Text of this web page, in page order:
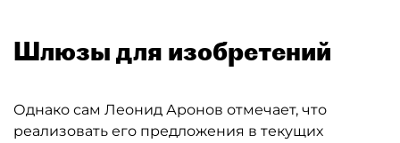
Шлюзы для изобретений
Однако сам Леонид Аронов отмечает, что
реализовать его предложения в текущих